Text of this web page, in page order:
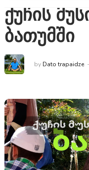
ქუჩის
ბათუმში
by Dato trapaidze